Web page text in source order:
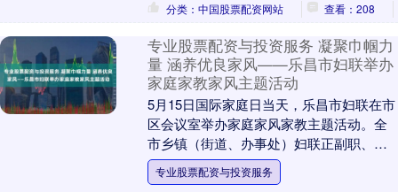
分类：中国股票配资网站
查看：208
专业股票配资与投资服务 凝聚巾帼力
量 涵养优良家风——乐昌市妇联举办
家庭家教家风主题活动
5月15日国际家庭日当天，乐昌市妇联在市
区会议室举办家庭家风家教主题活动。全
市乡镇（街道、办事处）妇联正副职、村
（社区、居民区）妇联主席和妇女组织负
责人、市妇联....
专业股票配资与投资服务